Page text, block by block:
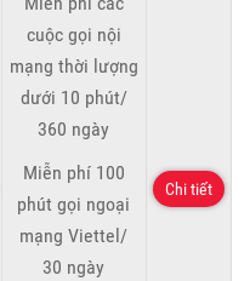
cuộc gọi nội
mạng thời lượng
dưới 10 phút/
360 ngày
Miễn phí 100
phút gọi ngoại
mạng Viettel/
30 ngày
Chi tiết